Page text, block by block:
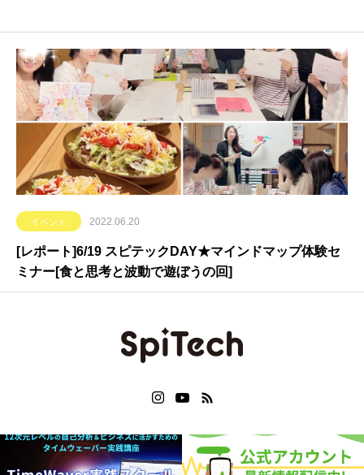
イベント 2022.06.20
[レポート]6/19 スピテックDAY★マインドマップ体験セ
ミナー[食と思考と波動で遊ぼうの回]